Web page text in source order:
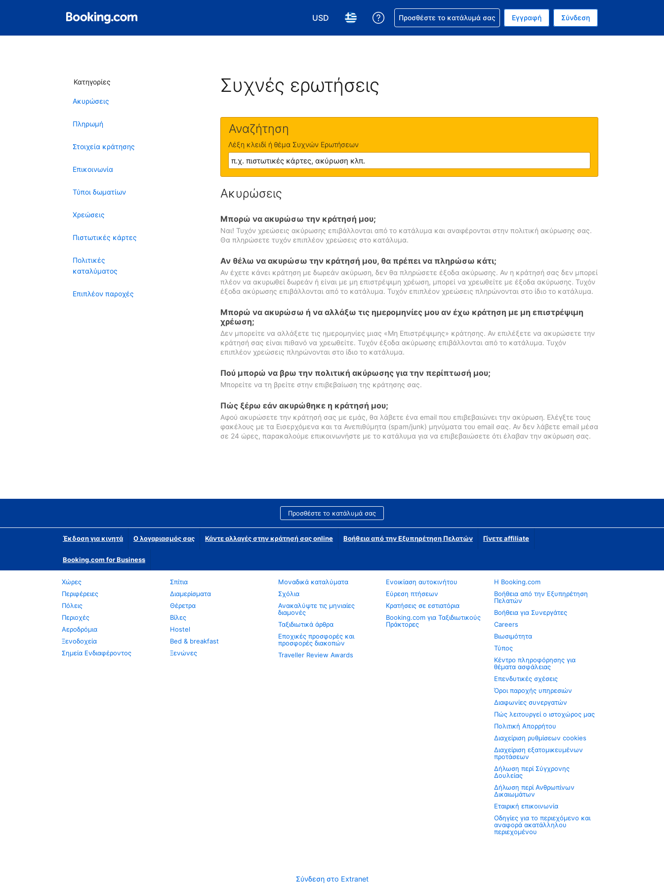
USD
Επιλέξτε το νόμισμά σας. Το τωρινό σας νόμισμα είναι Δολάριο Η.Π.Α.
Επιλέξτε τη γλώσσα σας. Η τωρινή σας γλώσσα είναι τα Ελληνικά
Βοήθεια για την κράτησή σας
Προσθέστε το κατάλυμά σας Εγγραφή Σύνδεση
Κατηγορίες
Ακυρώσεις
Πληρωμή
Στοιχεία κράτησης
Επικοινωνία
Τύποι δωματίων
Χρεώσεις
Πιστωτικές κάρτες
Πολιτικές
καταλύματος
Επιπλέον παροχές
Συχνές ερωτήσεις
Αναζήτηση
Λέξη κλειδί ή θέμα Συχνών Ερωτήσεων
Ακυρώσεις
Μπορώ να ακυρώσω την κράτησή μου;
Ναι! Τυχόν χρεώσεις ακύρωσης επιβάλλονται από το κατάλυμα και αναφέρονται στην πολιτική ακύρωσης σας.
Θα πληρώσετε τυχόν επιπλέον χρεώσεις στο κατάλυμα.
Αν θέλω να ακυρώσω την κράτησή μου, θα πρέπει να πληρώσω κάτι;
Αν έχετε κάνει κράτηση με δωρεάν ακύρωση, δεν θα πληρώσετε έξοδα ακύρωσης. Αν η κράτησή σας δεν μπορεί
πλέον να ακυρωθεί δωρεάν ή είναι με μη επιστρέψιμη χρέωση, μπορεί να χρεωθείτε με έξοδα ακύρωσης. Τυχόν
έξοδα ακύρωσης επιβάλλονται από το κατάλυμα. Τυχόν επιπλέον χρεώσεις πληρώνονται στο ίδιο το κατάλυμα.
Μπορώ να ακυρώσω ή να αλλάξω τις ημερομηνίες μου αν έχω κράτηση με μη επιστρέψιμη
χρέωση;
Δεν μπορείτε να αλλάξετε τις ημερομηνίες μιας «Μη Επιστρέψιμης» κράτησης. Αν επιλέξετε να ακυρώσετε την
κράτησή σας είναι πιθανό να χρεωθείτε. Τυχόν έξοδα ακύρωσης επιβάλλονται από το κατάλυμα. Τυχόν
επιπλέον χρεώσεις πληρώνονται στο ίδιο το κατάλυμα.
Πού μπορώ να βρω την πολιτική ακύρωσης για την περίπτωσή μου;
Μπορείτε να τη βρείτε στην επιβεβαίωση της κράτησης σας.
Πώς ξέρω εάν ακυρώθηκε η κράτησή μου;
Αφού ακυρώσετε την κράτησή σας με εμάς, θα λάβετε ένα email που επιβεβαιώνει την ακύρωση. Ελέγξτε τους
φακέλους με τα Εισερχόμενα και τα Ανεπιθύμητα (spam/junk) μηνύματα του email σας. Αν δεν λάβετε email μέσα
σε 24 ώρες, παρακαλούμε επικοινωνήστε με το κατάλυμα για να επιβεβαιώσετε ότι έλαβαν την ακύρωση σας.
Προσθέστε το κατάλυμά σας
Έκδοση για κινητά Ο λογαριασμός σας Κάντε αλλαγές στην κράτησή σας online Βοήθεια από την Εξυπηρέτηση Πελατών Γίνετε affiliate
Booking.com for Business
Χώρες
Περιφέρειες
Πόλεις
Περιοχές
Αεροδρόμια
Ξενοδοχεία
Σημεία Ενδιαφέροντος
Σπίτια
Διαμερίσματα
Θέρετρα
Βίλες
Hostel
Bed & breakfast
Ξενώνες
Μοναδικά καταλύματα
Σχόλια
Ανακαλύψτε τις μηνιαίες
διαμονές
Ταξιδιωτικά άρθρα
Εποχικές προσφορές και
προσφορές διακοπών
Traveller Review Awards
Ενοικίαση αυτοκινήτου
Εύρεση πτήσεων
Κρατήσεις σε εστιατόρια
Booking.com για Ταξιδιωτικούς
Πράκτορες
Η Booking.com
Βοήθεια από την Εξυπηρέτηση
Πελατών
Βοήθεια για Συνεργάτες
Careers
Βιωσιμότητα
Τύπος
Κέντρο πληροφόρησης για
θέματα ασφάλειας
Επενδυτικές σχέσεις
Όροι παροχής υπηρεσιών
Διαφωνίες συνεργατών
Πώς λειτουργεί ο ιστοχώρος μας
Πολιτική Απορρήτου
Διαχείριση ρυθμίσεων cookies
Διαχείριση εξατομικευμένων
προτάσεων
Δήλωση περί Σύγχρονης
Δουλείας
Δήλωση περί Ανθρωπίνων
Δικαιωμάτων
Εταιρική επικοινωνία
Οδηγίες για το περιεχόμενο και
αναφορά ακατάλληλου
περιεχομένου
Σύνδεση στο Extranet